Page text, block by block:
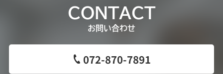
CONTACT
お問い合わせ
072-870-7891